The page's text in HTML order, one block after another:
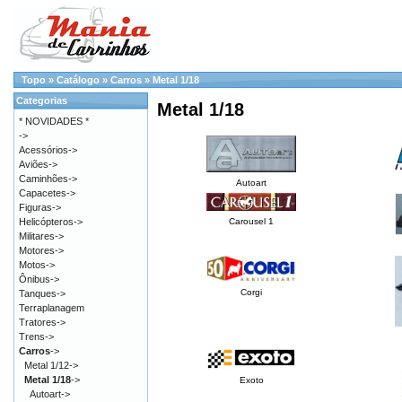
Topo » Catálogo » Carros » Metal 1/18
Metal 1/18
Autoart
Carousel 1
Corgi
Exoto
Categorias
* NOVIDADES *
->
Acessórios->
Aviões->
Caminhões->
Capacetes->
Figuras->
Helicópteros->
Militares->
Motores->
Motos->
Ônibus->
Tanques->
Terraplanagem
Tratores->
Trens->
Carros->
Metal 1/12->
Metal 1/18->
Autoart->